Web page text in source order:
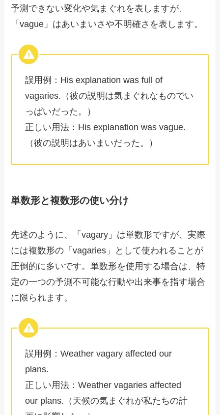
予測できない変化や気まぐれを表しますが、
「vague」はあいまいさや不明確さを表します。
誤用例：His explanation was full of
vagaries.（彼の説明は気まぐれなものでい
っぱいだった。）
正しい用法：His explanation was vague.
（彼の説明はあいまいだった。）
単数形と複数形の使い分け
先述のように、「vagary」は単数形ですが、実際
には複数形の「vagaries」として使われることが
圧倒的に多いです。単数形を使用する場合は、特
定の一つの予測不可能な行動や出来事を指す場合
に限られます。
誤用例：Weather vagary affected our
plans.
正しい用法：Weather vagaries affected
our plans.（天候の気まぐれが私たちの計